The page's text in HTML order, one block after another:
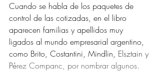
Cuando se habla de los paquetes de
control de las cotizadas, en el libro
aparecen familias y apellidos muy
ligados al mundo empresarial argentino,
como Brito, Costantini, Mindlin, Elsztain y
Pérez Companc, por nombrar algunos.